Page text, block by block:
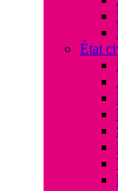
État